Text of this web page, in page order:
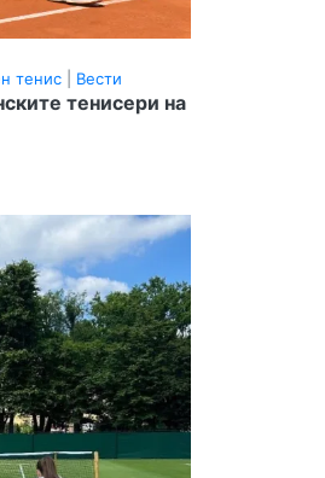
тенис Вести
тенисери на